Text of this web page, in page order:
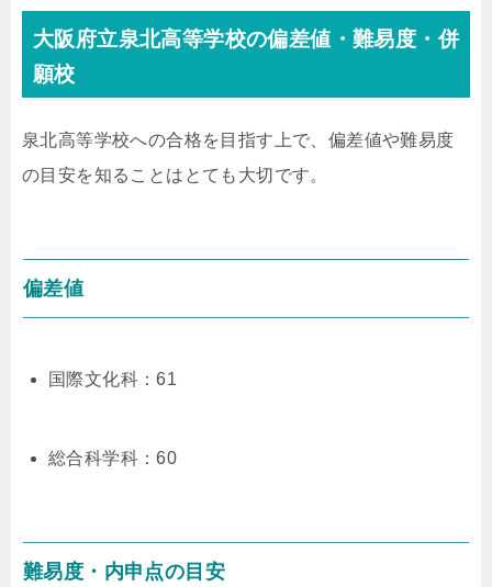
大阪府立泉北高等学校の偏差値・難易度・併
願校
泉北高等学校への合格を目指す上で、偏差値や難易度
の目安を知ることはとても大切です。
偏差値
国際文化科：61
総合科学科：60
難易度・内申点の目安